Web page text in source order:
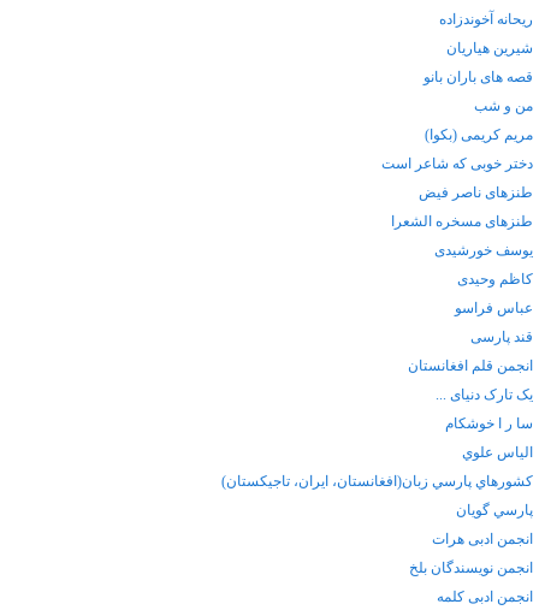
ریحانه آخوندزاده
شیرین هیاریان
قصه های باران بانو
من و شب
مریم کریمی (بکوا)
دختر خوبی که شاعر است
طنزهای ناصر فیض
طنزهای مسخره الشعرا
یوسف خورشیدی
کاظم وحیدی
عباس فراسو
قند پارسی
انجمن قلم افغانستان
یک تارک دنیای ...
سا ر ا خوشکام
الياس علوي
كشورهاي پارسي زبان(افغانستان، ايران، تاجيكستان)
پارسي گويان
انجمن ادبی هرات
انجمن نویسندگان بلخ
انجمن ادبی کلمه